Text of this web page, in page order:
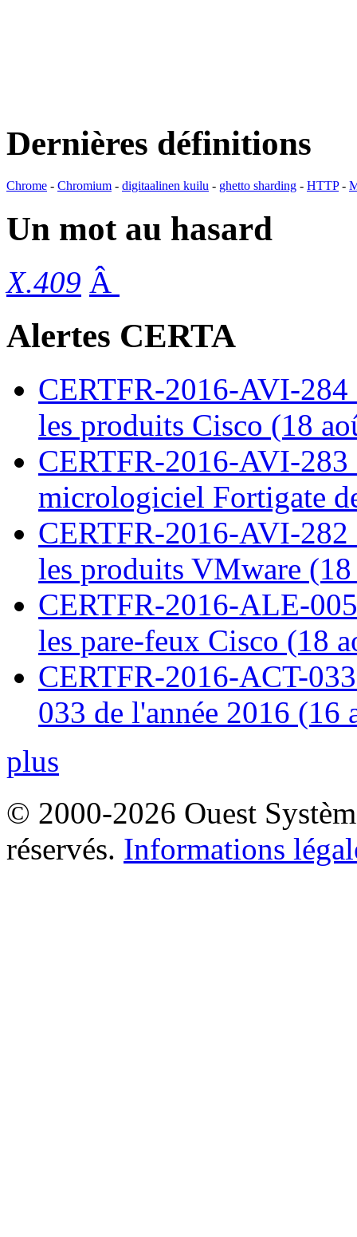
Dernières définitions
Chrome - Chromium - digitaalinen kuilu - ghetto sharding - HTTP-
Un mot au hasard
X.409 Â
Alertes CERTA
CERTFR-2016-AVI-
les produits Cisco (18
CERTFR-2016-AVI-
micrologiciel Fortigate
CERTFR-2016-AVI-
les produits VMware
CERTFR-2016-ALE-
les pare-feux Cisco (18
CERTFR-2016-ACT-
033 de l'année 2016 (16
plus
© 2000-2026 Ouest
réservés. Informations